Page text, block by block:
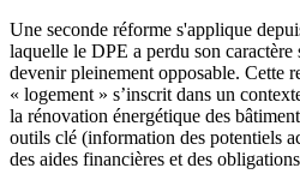
Une seconde réforme s'applique
laquelle le DPE a perdu son
devenir pleinement opposable. Cette
« logement » s’inscrit dans un
la rénovation énergétique des
outils clé (information des potentiels
des aides financières et des